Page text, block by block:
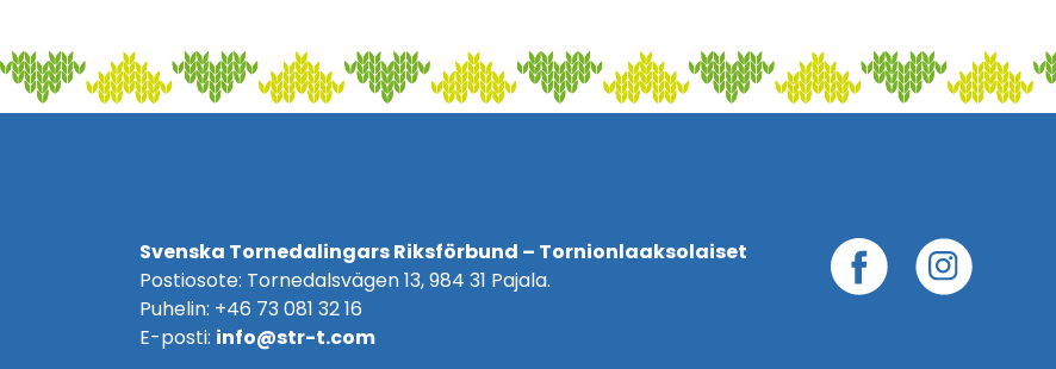
Svenska Tornedalingars Riksförbund – Tornionlaaksolaiset
Postiosote: Tornedalsvägen 13, 984 31 Pajala.
Puhelin: +46 73 081 32 16
E-posti: info@str-t.com